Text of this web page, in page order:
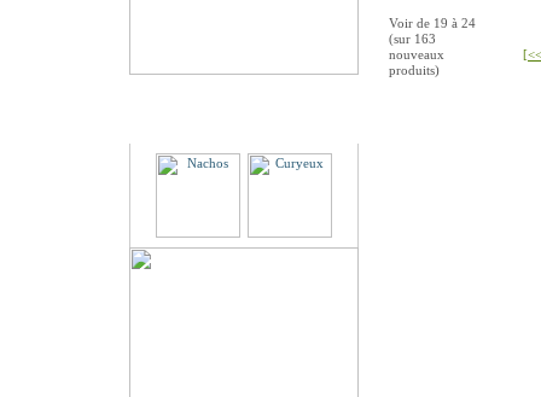
Voir de 19 à 24
(sur 163
nouveaux
produits)